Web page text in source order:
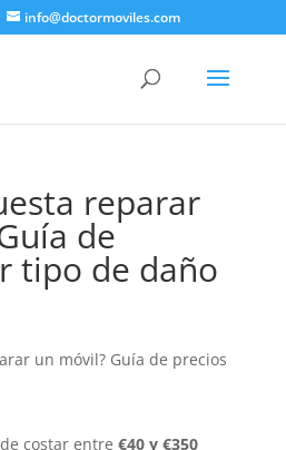
info@doctormoviles.com
reparar
de
tipo de daño
costar entre €40 y €350